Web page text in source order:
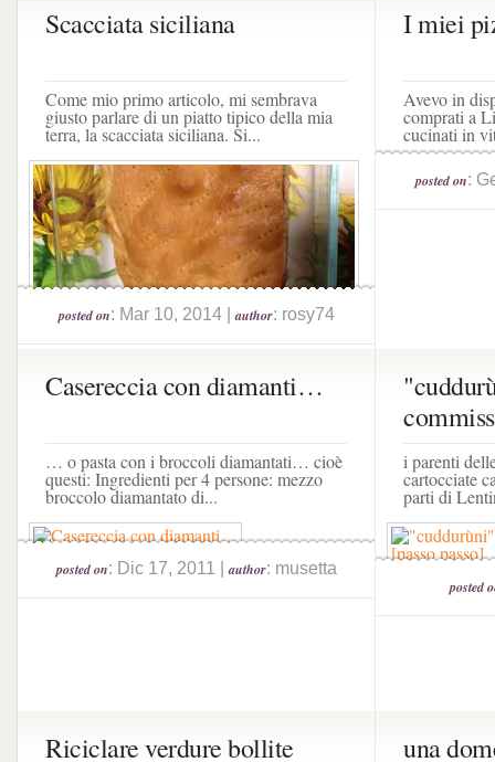
Scacciata siciliana
Come mio primo articolo, mi sembrava
giusto parlare di un piatto tipico della mia
terra, la scacciata siciliana. Si...
posted on: Mar 10, 2014 |author: rosy74
I miei
Avevo in
comprati a
cucinati in
posted on:
Casereccia con diamanti…
… o pasta con i broccoli diamantati… cioè
questi: Ingredienti per 4 persone: mezzo
broccolo diamantato di...
posted on: Dic 17, 2011 |author: musetta
i parenti
cartocciate
parti di
posted
Riciclare verdure bollite
una